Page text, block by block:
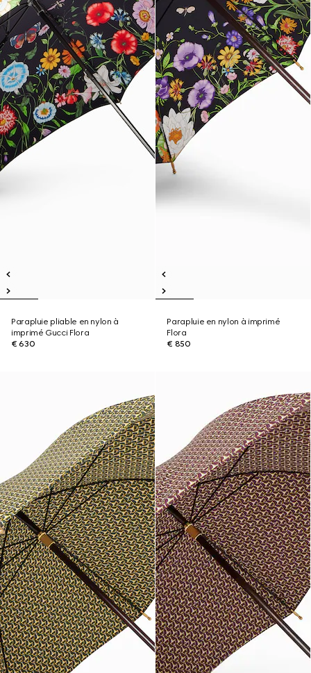
Parapluie pliable en nylon à
imprimé Gucci Flora
€ 630
Parapluie en nylon à imprimé
Flora
€ 850